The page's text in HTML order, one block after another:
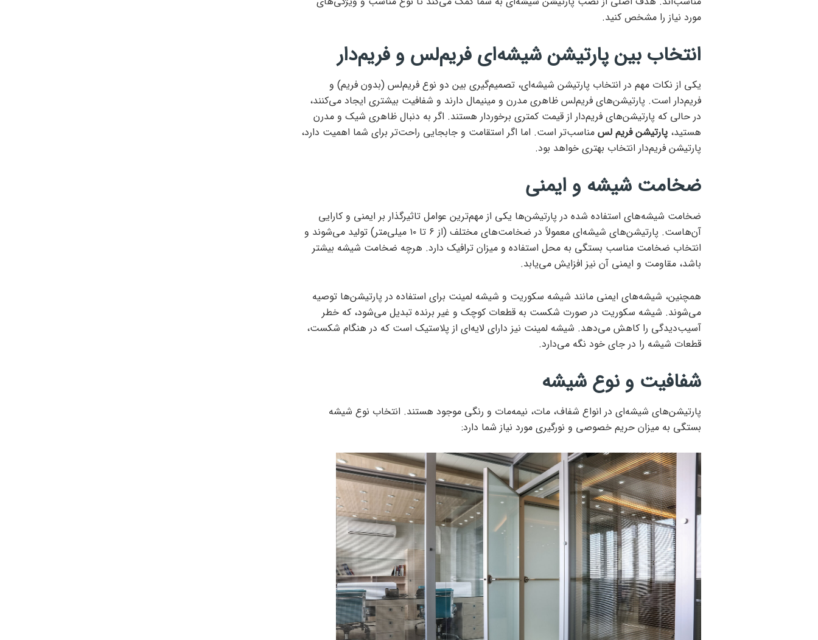
مورد نیاز را مشخص کنید.
انتخاب بین پارتیشن شیشه‌ای فریم‌لس و فریم‌دار
یکی از نکات مهم در انتخاب پارتیشن شیشه‌ای، تصمیم‌گیری بین دو نوع فریم‌لس (بدون فریم) و
فریم‌دار است. پارتیشن‌های فریم‌لس ظاهری مدرن و مینیمال دارند و شفافیت بیشتری ایجاد می‌کنند،
در حالی که پارتیشن‌های فریم‌دار از قیمت کمتری برخوردار هستند. اگر به دنبال ظاهری شیک و مدرن
هستید، پارتیشن فریم لس مناسب‌تر است. اما اگر استقامت و جابجایی راحت‌تر برای شما اهمیت دارد،
پارتیشن فریم‌دار انتخاب بهتری خواهد بود.
ضخامت شیشه و ایمنی
ضخامت شیشه‌های استفاده شده در پارتیشن‌ها یکی از مهم‌ترین عوامل تاثیرگذار بر ایمنی و کارایی
آن‌هاست. پارتیشن‌های شیشه‌ای معمولاً در ضخامت‌های مختلف (از ۶ تا ۱۰ میلی‌متر) تولید می‌شوند و
انتخاب ضخامت مناسب بستگی به محل استفاده و میزان ترافیک دارد. هرچه ضخامت شیشه بیشتر
باشد، مقاومت و ایمنی آن نیز افزایش می‌یابد.
همچنین، شیشه‌های ایمنی مانند شیشه سکوریت و شیشه لمینت برای استفاده در پارتیشن‌ها توصیه
می‌شوند. شیشه سکوریت در صورت شکست به قطعات کوچک و غیر برنده تبدیل می‌شود، که خطر
آسیب‌دیدگی را کاهش می‌دهد. شیشه لمینت نیز دارای لایه‌ای از پلاستیک است که در هنگام شکست،
قطعات شیشه را در جای خود نگه می‌دارد.
شفافیت و نوع شیشه
پارتیشن‌های شیشه‌ای در انواع شفاف، مات، نیمه‌مات و رنگی موجود هستند. انتخاب نوع شیشه
بستگی به میزان حریم خصوصی و نورگیری مورد نیاز شما دارد: